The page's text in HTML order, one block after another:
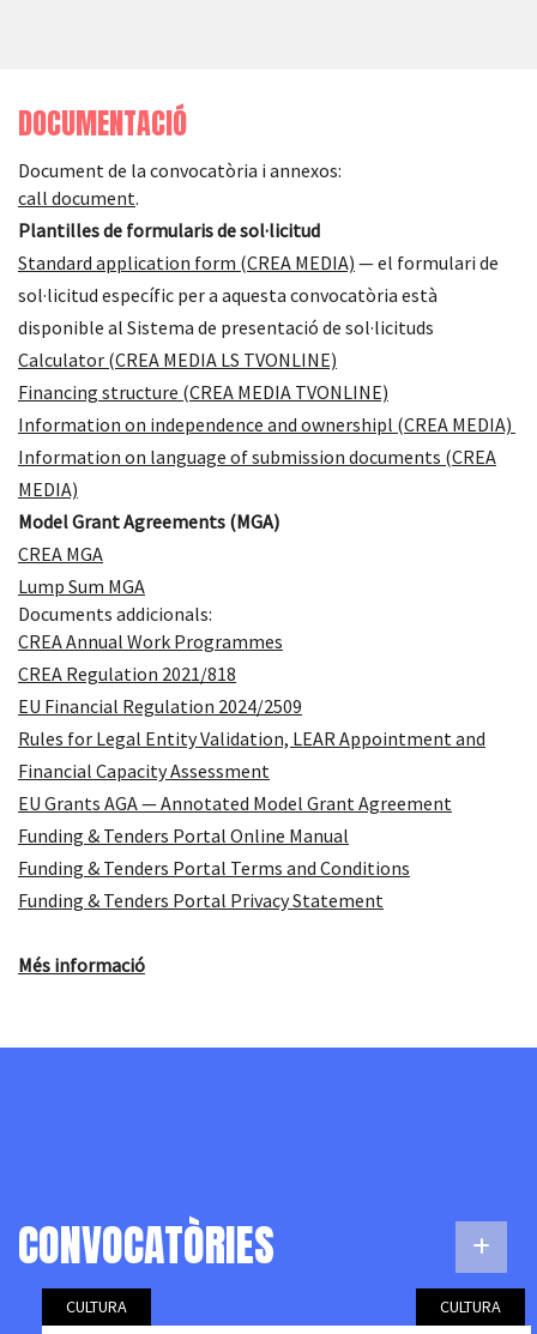
DOCUMENTACIÓ
Document de la convocatòria i annexos:
call document.
Plantilles de formularis de sol·licitud
Standard application form (CREA MEDIA) — el formulari de
sol·licitud específic per a aquesta convocatòria està
disponible al Sistema de presentació de sol·licituds
Calculator (CREA MEDIA LS TVONLINE)
Financing structure (CREA MEDIA TVONLINE)
Information on independence and ownershipl (CREA MEDIA)
Information on language of submission documents (CREA
MEDIA)
Model Grant Agreements (MGA)
CREA MGA
Lump Sum MGA
Documents addicionals:
CREA Annual Work Programmes
CREA Regulation 2021/818
EU Financial Regulation 2024/2509
Rules for Legal Entity Validation, LEAR Appointment and
Financial Capacity Assessment
EU Grants AGA — Annotated Model Grant Agreement
Funding & Tenders Portal Online Manual
Funding & Tenders Portal Terms and Conditions
Funding & Tenders Portal Privacy Statement
Més informació
CONVOCATÒRIES
CULTURA CULTURA